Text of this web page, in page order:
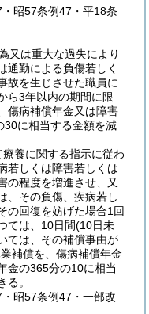
昭57条例47・平18条
又は重大な過失により
通勤による負傷若しく
故を生じさせた職員に
ら3年以内の期間に限
傷病補償年金又は障害
30に相当する金額を減
養に関する指示に従わ
若しくは障害若しくは
の程度を増進させ、又
、その負傷、疾病若し
の回復を妨げた場合1回
ては、10日間(10日未
ては、その補償事由が
補償を、傷病補償年金
金の365分の10に相当
る。
昭57条例47・一部改